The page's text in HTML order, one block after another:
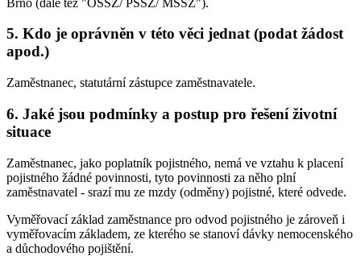
5. Kdo je oprávněn v této věci jednat (podat žádost
apod.)
Zaměstnanec, statutární zástupce zaměstnavatele.
6. Jaké jsou podmínky a postup pro řešení životní
situace
Zaměstnanec, jako poplatník pojistného, nemá ve vztahu k placení
pojistného žádné povinnosti, tyto povinnosti za něho plní
zaměstnavatel - srazí mu ze mzdy (odměny) pojistné, které odvede.
Vyměřovací základ zaměstnance pro odvod pojistného je zároveň i
vyměřovacím základem, ze kterého se stanoví dávky nemocenského
a důchodového pojištění.